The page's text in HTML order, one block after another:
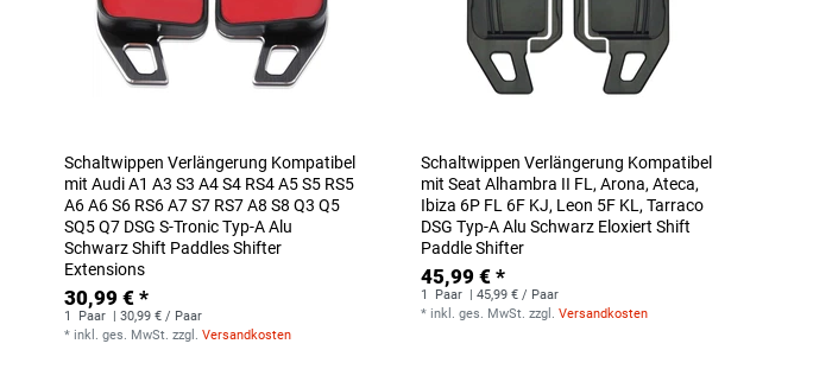
Schaltwippen Verlängerung Kompatibel
mit Audi A1 A3 S3 A4 S4 RS4 A5 S5 RS5
A6 A6 S6 RS6 A7 S7 RS7 A8 S8 Q3 Q5
SQ5 Q7 DSG S-Tronic Typ-A Alu
Schwarz Shift Paddles Shifter
Extensions
30,99 € *
1 Paar
| 30,99 € / Paar
* inkl. ges. MwSt. zzgl.Versandkosten
Schaltwippen Verlängerung Kompatibel
mit Seat Alhambra II FL, Arona, Ateca,
Ibiza 6P FL 6F KJ, Leon 5F KL, Tarraco
DSG Typ-A Alu Schwarz Eloxiert Shift
Paddle Shifter
45,99 € *
1 Paar
| 45,99 € / Paar
* inkl. ges. MwSt. zzgl.Versandkosten